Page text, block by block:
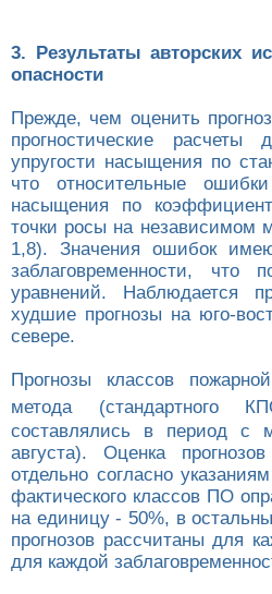
3. Результаты авторских
опасности
Прежде, чем оценить
прогностические
упругости насыщения по
что относительные
насыщения по
точки росы на независимом
1,8). Значения ошибок
заблаговременности, что
уравнений. Наблюдается
худшие прогнозы на юго-
севере.
Прогнозы классов
метода (стандартного
составлялись в период с
августа). Оценка
отдельно согласно
фактического классов ПО
на единицу - 50%, в
прогнозов рассчитаны для
для каждой